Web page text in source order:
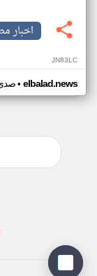
اخبار
JN83LC
صدى• elbalad.news